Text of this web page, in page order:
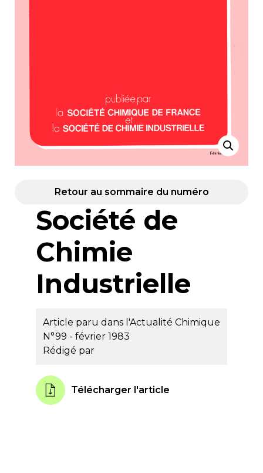
Retour au sommaire du numéro
Société de
Chimie
Industrielle
Article paru dans l'Actualité Chimique
N°99 - février 1983
Rédigé par
Télécharger l'article